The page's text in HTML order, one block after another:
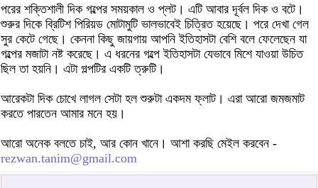
পরের শক্তিশালী দিক গল্পের সময়কাল ও প্লট। এটি আবার দূর্বল দিক ও বটে।
শুরুর দিকে ব্রিটিশ পিরিয়ড মোটামুটি ভালভাবেই চিত্রিত হয়েছে। পরে দেখা গেল
সুর কেটে গেছে। কেননা কিছু জায়গায় আপনি ইতিহাসটা বেশি বলে ফেলেছেন যা
গল্পের মজাটা নষ্ট করেছে। এ ধরনের গল্পে ইতিহাসটা যেভাবে মিশে যাওয়া উচিত
ছিল তা হয়নি। এটা গল্পটির একটি ত্রুটি।
আরেকটা দিক চোখে লাগল সেটা হল শুরুটা একদম ফ্লাট। এরা আরো জমজমাট
করতে পারতেন আমার মনে হয়।
আরো অনেক বলতে চাই, আর কোন খানে। আশা করছি মেইল করবেন -
rezwan.tanim@gmail.com